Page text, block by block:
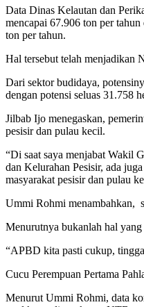
Data Dinas Kelautan dan
mencapai 67.906 ton per
ton per tahun.
Hal tersebut telah menjadikan
Dari sektor budidaya,
dengan potensi seluas 31.758
Jilbab Ijo menegaskan,
pesisir dan pulau kecil.
“Di saat saya menjabat Wakil
dan Kelurahan Pesisir, ada
masyarakat pesisir dan pulau
Ummi Rohmi menambahkan,
Menurutnya bukanlah hal
“APBD kita pasti cukup,
Cucu Perempuan Pertama
Menurut Ummi Rohmi, data